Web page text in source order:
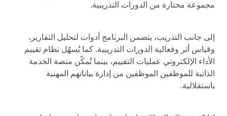
مجموعة مختارة من الدورات التدريبية.
إلى جانب التدريب، يتضمن البرنامج أدوات لتحليل التقارير،
وقياس أثر وفعالية الدورات التدريبية. كما يُسهّل نظام تقييم
الأداء الإلكتروني عمليات التقييم، بينما تُمكّن منصة الخدمة
الذاتية للموظفين الموظفين من إدارة بياناتهم المهنية
باستقلالية.